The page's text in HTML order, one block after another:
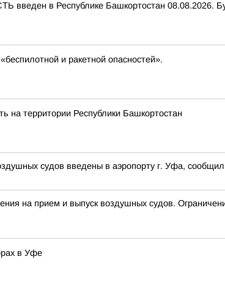
в Республике Башкортостан 08.08.2026.
и ракетной опасностей».
на территории Республики Башкортостан
судов введены в аэропорту г. Уфа,
на прием и выпуск воздушных судов.
в Уфе